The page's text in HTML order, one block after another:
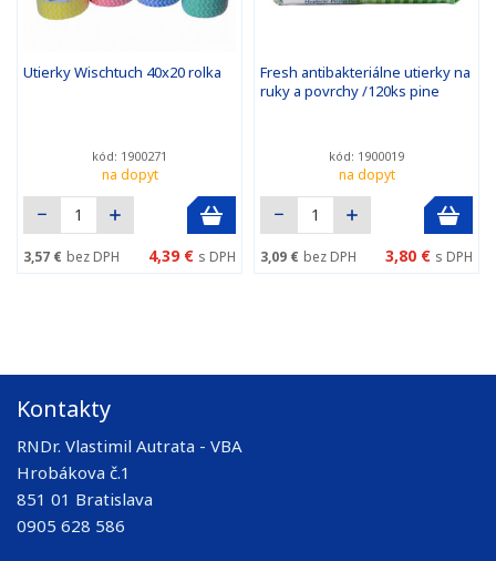
Utierky Wischtuch 40x20 rolka
kód: 1900271
na dopyt
3,57 € bez DPH 4,39 € s DPH
Fresh antibakteriálne utierky na
ruky a povrchy /120ks pine
kód: 1900019
na dopyt
3,09 € bez DPH 3,80 € s DPH
Kontakty
RNDr. Vlastimil Autrata - VBA
Hrobákova č.1
851 01 Bratislava
0905 628 586